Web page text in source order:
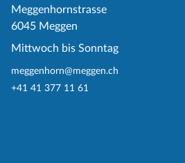
Meggenhornstrasse
6045 Meggen
Mittwoch bis Sonntag
meggenhorn@meggen.ch
+41 41 377 11 61